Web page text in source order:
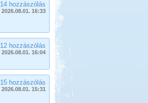
14 hozzászólás
2026.08.01. 16:33
12 hozzászólás
2026.08.01. 16:04
15 hozzászólás
2026.08.01. 15:31